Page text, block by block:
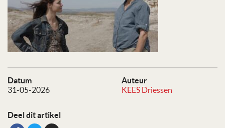
Datum
31-05-2026
Auteur
KEES Driessen
Deel dit artikel